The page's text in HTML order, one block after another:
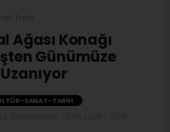
Ağası Konağı
Günümüze
Uzanıyor
SANAT-TARIH